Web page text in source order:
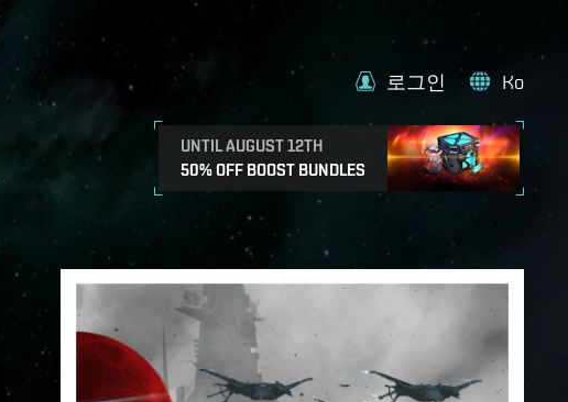
UNTIL AUGUST 12TH
50% OFF BOOST BUNDLES
로그인 Ko